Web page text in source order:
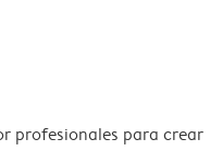
profesionales para crear